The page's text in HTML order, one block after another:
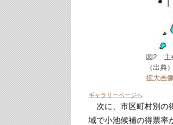
図2 主
（出典
拡大画
ギャラリーページへ
次に、市区町村別の
域で小池候補の得票率